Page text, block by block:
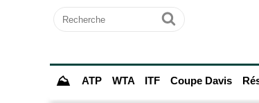
Recherche
Ok
⛰ ATP WTA ITF Coupe Davis